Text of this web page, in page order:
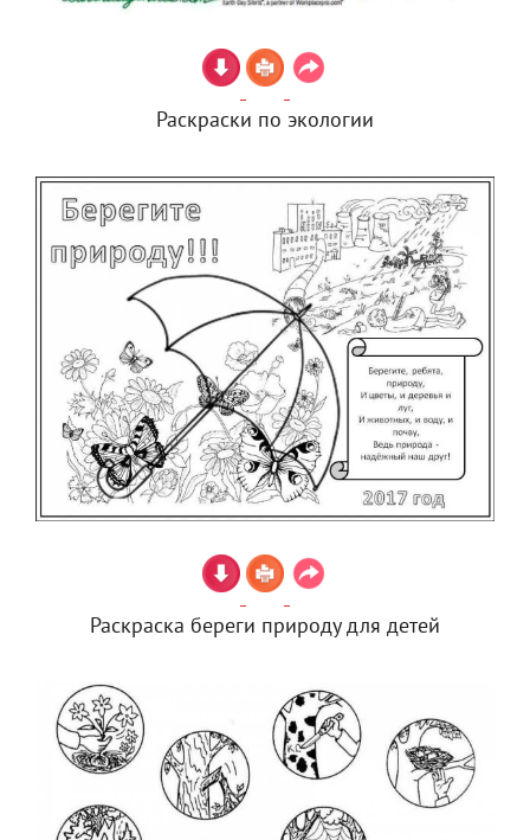
Раскраски по экологии
Раскраска береги природу для детей